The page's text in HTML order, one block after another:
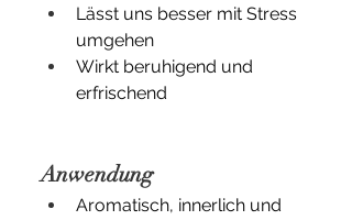
Lässt uns besser mit Stress
umgehen
Wirkt beruhigend und
erfrischend
Anwendung
Aromatisch, innerlich und